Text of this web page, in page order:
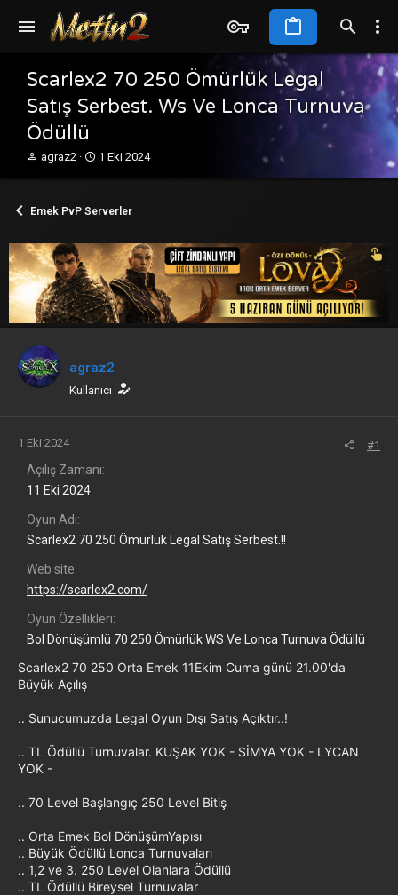
Scarlex2 70 250 Ömürlük Legal
Satış Serbest. Ws Ve Lonca Turnuva
Ödüllü
K
u
b
a
ş
l
a
t
a
n
agraz2
B
g
ı
ç
t
a
r
h
1 Eki 2024
Emek PvP Serverler
agraz2
Kullanıcı
1 Eki 2024 #1
Açılış Zamanı
11 Eki 2024
Oyun Adı
Scarlex2 70 250 Ömürlük Legal Satış Serbest.!!
Web site
https://scarlex2.com/
Oyun Özellikleri
Bol Dönüşümlü 70 250 Ömürlük WS Ve Lonca Turnuva Ödüllü
Scarlex2 70 250 Orta Emek 11Ekim Cuma günü 21.00'da
Büyük Açılış
.. Sunucumuzda Legal Oyun Dışı Satış Açıktır..!
.. TL Ödüllü Turnuvalar. KUŞAK YOK - SİMYA YOK - LYCAN
YOK -
.. 70 Level Başlangıç 250 Level Bitiş
.. Orta Emek Bol DönüşümYapısı
.. Büyük Ödüllü Lonca Turnuvaları
.. 1,2 ve 3. 250 Level Olanlara Ödüllü
.. TL Ödüllü Bireysel Turnuvalar